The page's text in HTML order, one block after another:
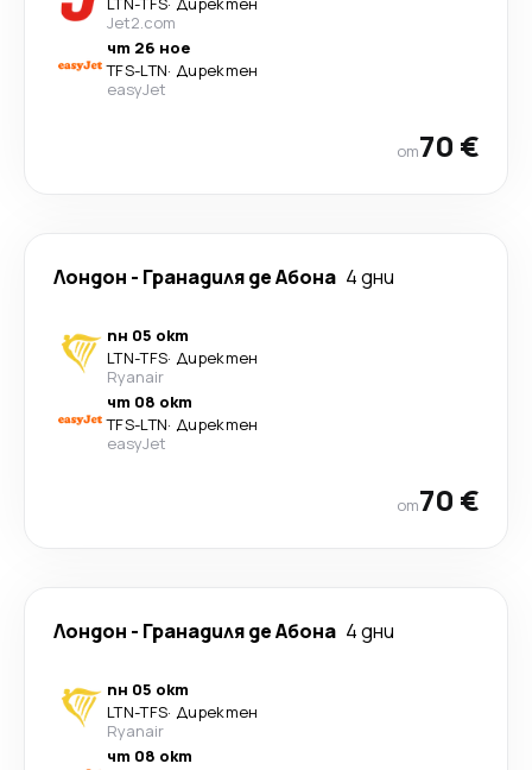
Jet2.com
чт 26 ное
TFS-LTN· Директен
easyJet
от70 €
Лондон - Гранадиля де Абона 4 дни
пн 05 окт
LTN-TFS· Директен
Ryanair
чт 08 окт
TFS-LTN· Директен
easyJet
от70 €
Лондон - Гранадиля де Абона 4 дни
пн 05 окт
LTN-TFS· Директен
Ryanair
чт 08 окт